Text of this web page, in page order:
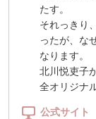
たす。
それっきり
ったが、な
なります。
北川悦吏子
全オリジナ
公式サイト